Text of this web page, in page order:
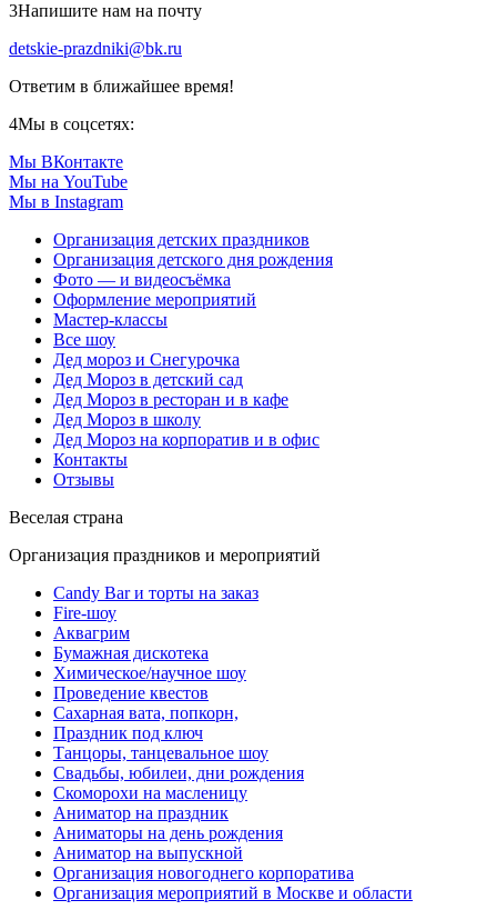
3Напишите нам на почту
detskie-prazdniki@bk.ru
Ответим в ближайшее время!
4Мы в соцсетях:
Мы ВКонтакте
Мы на YouTube
Мы в Instagram
Организация детских праздников
Организация детского дня рождения
Фото — и видеосъёмка
Оформление мероприятий
Мастер-классы
Все шоу
Дед мороз и Снегурочка
Дед Мороз в детский сад
Дед Мороз в ресторан и в кафе
Дед Мороз в школу
Дед Мороз на корпоратив и в офис
Контакты
Отзывы
Веселая страна
Организация праздников и мероприятий
Candy Bar и торты на заказ
Fire-шоу
Аквагрим
Бумажная дискотека
Химическое/научное шоу
Проведение квестов
Сахарная вата, попкорн,
Праздник под ключ
Танцоры, танцевальное шоу
Свадьбы, юбилеи, дни рождения
Скоморохи на масленицу
Аниматор на праздник
Аниматоры на день рождения
Аниматор на выпускной
Организация новогоднего корпоратива
Организация мероприятий в Москве и области